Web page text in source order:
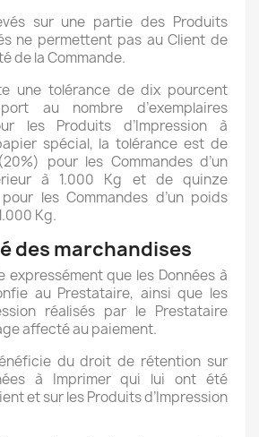
sur une partie des Produits
ne permettent pas au Client de
de la Commande.
une tolérance de dix pourcent
au nombre d’exemplaires
les Produits d’Impression à
spécial, la tolérance est de
pour les Commandes d’un
à 1.000 Kg et de quinze
les Commandes d’un poids
Kg.
des marchandises
expressément que les Données à
au Prestataire, ainsi que les
réalisés par le Prestataire
affecté au paiement.
du droit de rétention sur
à Imprimer qui lui ont été
et sur les Produits d’Impression